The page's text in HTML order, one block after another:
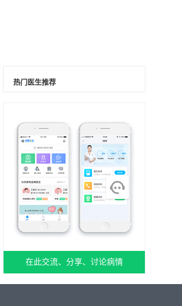
热门医生推荐
在此交流、分享、讨论病情